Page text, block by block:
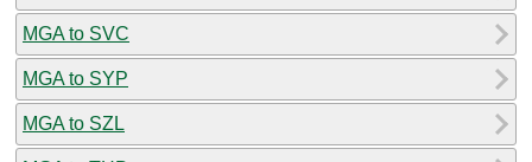
MGA to SVC
MGA to SYP
MGA to SZL